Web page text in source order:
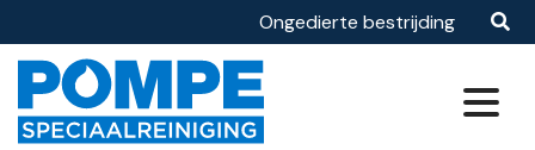
Ongedierte bestrijding
diensten